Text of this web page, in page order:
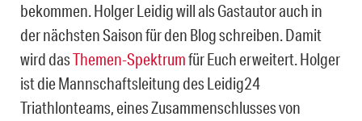
bekommen. Holger Leidig will als Gastautor auch in
der nächsten Saison für den Blog schreiben. Damit
wird dasThemen-Spektrumfür Euch erweitert. Holger
ist die Mannschaftsleitung des Leidig24
Triathlonteams, eines Zusammenschlusses von